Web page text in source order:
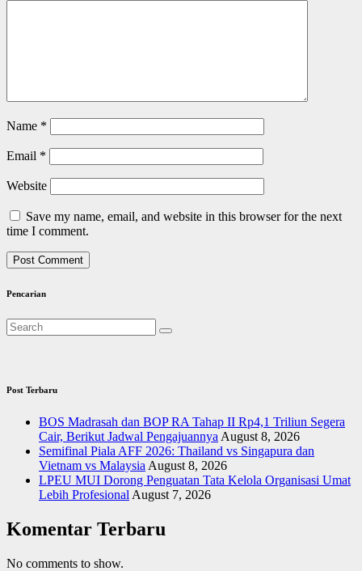
Name *
Email *
Website
Save my name, email, and website in this browser for the next
time I comment.
Pencarian
Post Terbaru
BOS Madrasah dan BOP RA Tahap II Rp4,1 Triliun Segera
Cair, Berikut Jadwal Pengajuannya August 8, 2026
Semifinal Piala AFF 2026: Thailand vs Singapura dan
Vietnam vs Malaysia August 8, 2026
LPEU MUI Dorong Penguatan Tata Kelola Organisasi Umat
Lebih Profesional August 7, 2026
Komentar Terbaru
No comments to show.